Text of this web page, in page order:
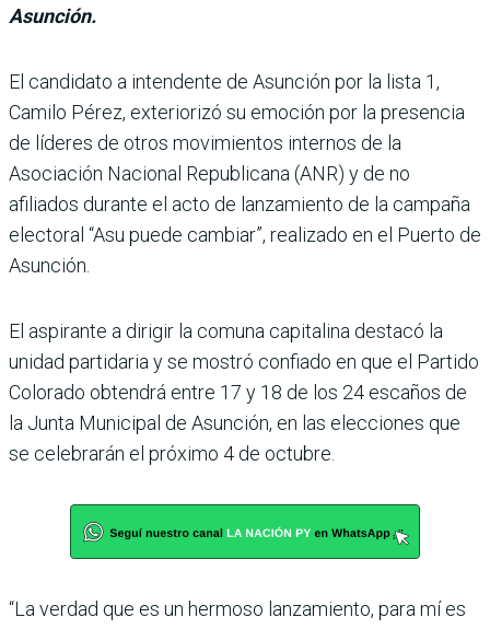
Asunción.
El candidato a inten­dente de Asunción por la lista 1,
Camilo Pérez, exteriorizó su emo­ción por la presencia
de líderes de otros movimien­tos internos de la
Asociación Nacional Republicana (ANR) y de no
afiliados durante el acto de lanzamiento de la campaña
electoral “Asu puede cambiar”, realizado en el Puerto de
Asunción.
El aspirante a dirigir la comuna capitalina destacó la
unidad partidaria y se mos­tró confiado en que el Partido
Colorado obtendrá entre 17 y 18 de los 24 escaños de
la Junta Municipal de Asun­ción, en las elecciones que
se celebrarán el próximo 4 de octubre.
“La verdad que es un her­moso lanzamiento, para mí es